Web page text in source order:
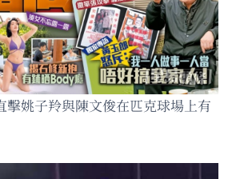
擊姚子羚與陳文俊在匹克球場上有